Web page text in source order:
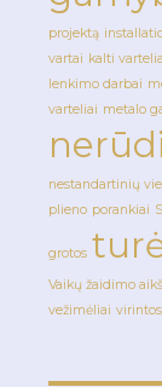
projektą
vartai kalti
lenkimo darbai
varteliai metalo
nestandartinių
plieno porankiai
grotos
Vaikų žaidimo
vežimėliai